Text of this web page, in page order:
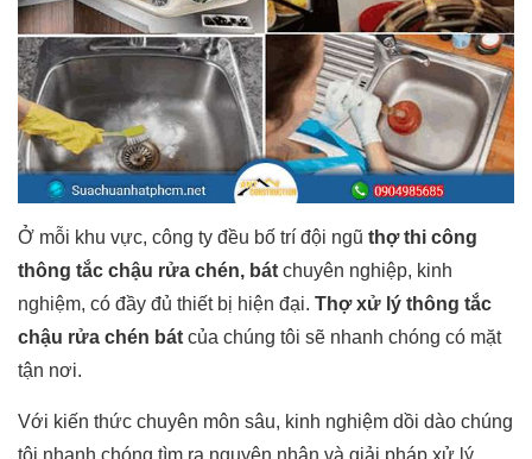
Ở mỗi khu vực, công ty đều bố trí đội ngũ thợ thi công
thông tắc chậu rửa chén, bát chuyên nghiệp, kinh
nghiệm, có đầy đủ thiết bị hiện đại. Thợ xử lý thông tắc
chậu rửa chén bát của chúng tôi sẽ nhanh chóng có mặt
tận nơi.
Với kiến thức chuyên môn sâu, kinh nghiệm dồi dào chúng
tôi nhanh chóng tìm ra nguyên nhân và giải pháp xử lý